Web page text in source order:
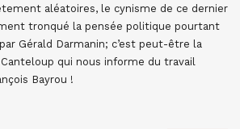
aléatoires, le cynisme de ce dernier
tronqué la pensée politique pourtant
Gérald Darmanin; c’est peut-être la
qui nous informe du travail
Bayrou !